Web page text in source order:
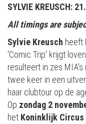
SYLVIE KREUSCH:
All timings are
Sylvie Kreusch heeft
'Comic Trip' krijgt
resulteert in zes
twee keer in een
haar clubtour op de
Op zondag 2
het Koninklijk Circus